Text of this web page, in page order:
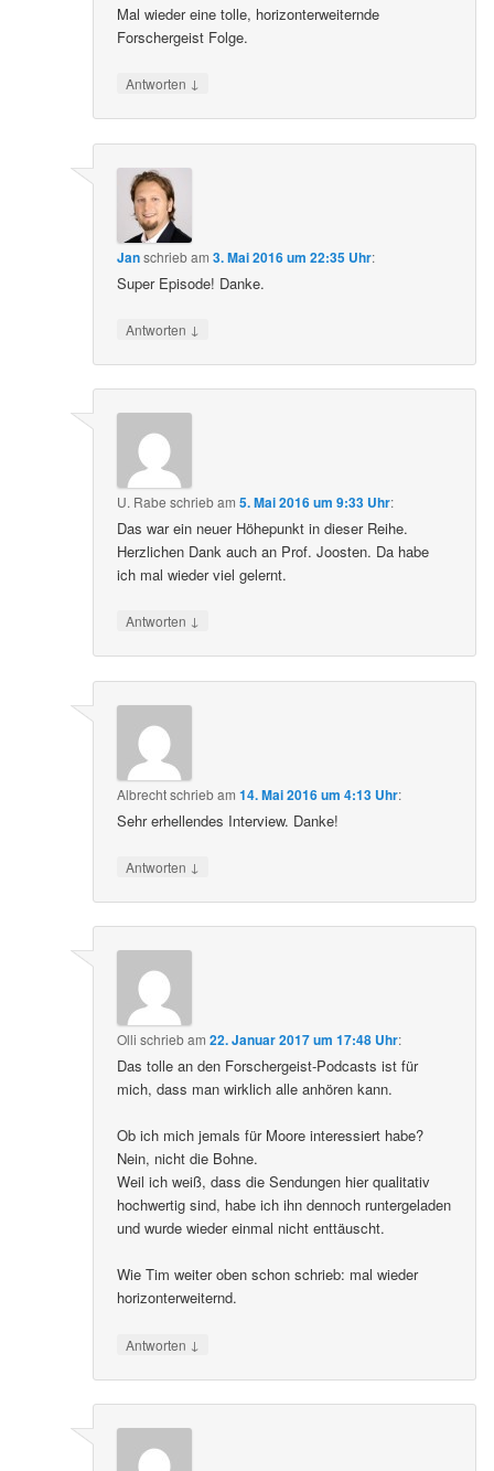
Mal wieder eine tolle, horizonterweiternde
Forschergeist Folge.
Antworten ↓
Janschriebam3. Mai 2016 um 22:35 Uhr:
Super Episode! Danke.
Antworten ↓
U. Rabe schriebam5. Mai 2016 um 9:33 Uhr:
Das war ein neuer Höhepunkt in dieser Reihe.
Herzlichen Dank auch an Prof. Joosten. Da habe
ich mal wieder viel gelernt.
Antworten ↓
Albrechtschriebam14. Mai 2016 um 4:13 Uhr:
Sehr erhellendes Interview. Danke!
Antworten ↓
Olli schriebam22. Januar 2017 um 17:48 Uhr:
Das tolle an den Forschergeist-Podcasts ist für
mich, dass man wirklich alle anhören kann.
Ob ich mich jemals für Moore interessiert habe?
Nein, nicht die Bohne.
Weil ich weiß, dass die Sendungen hier qualitativ
hochwertig sind, habe ich ihn dennoch runtergeladen
und wurde wieder einmal nicht enttäuscht.
Wie Tim weiter oben schon schrieb: mal wieder
horizonterweiternd.
Antworten ↓